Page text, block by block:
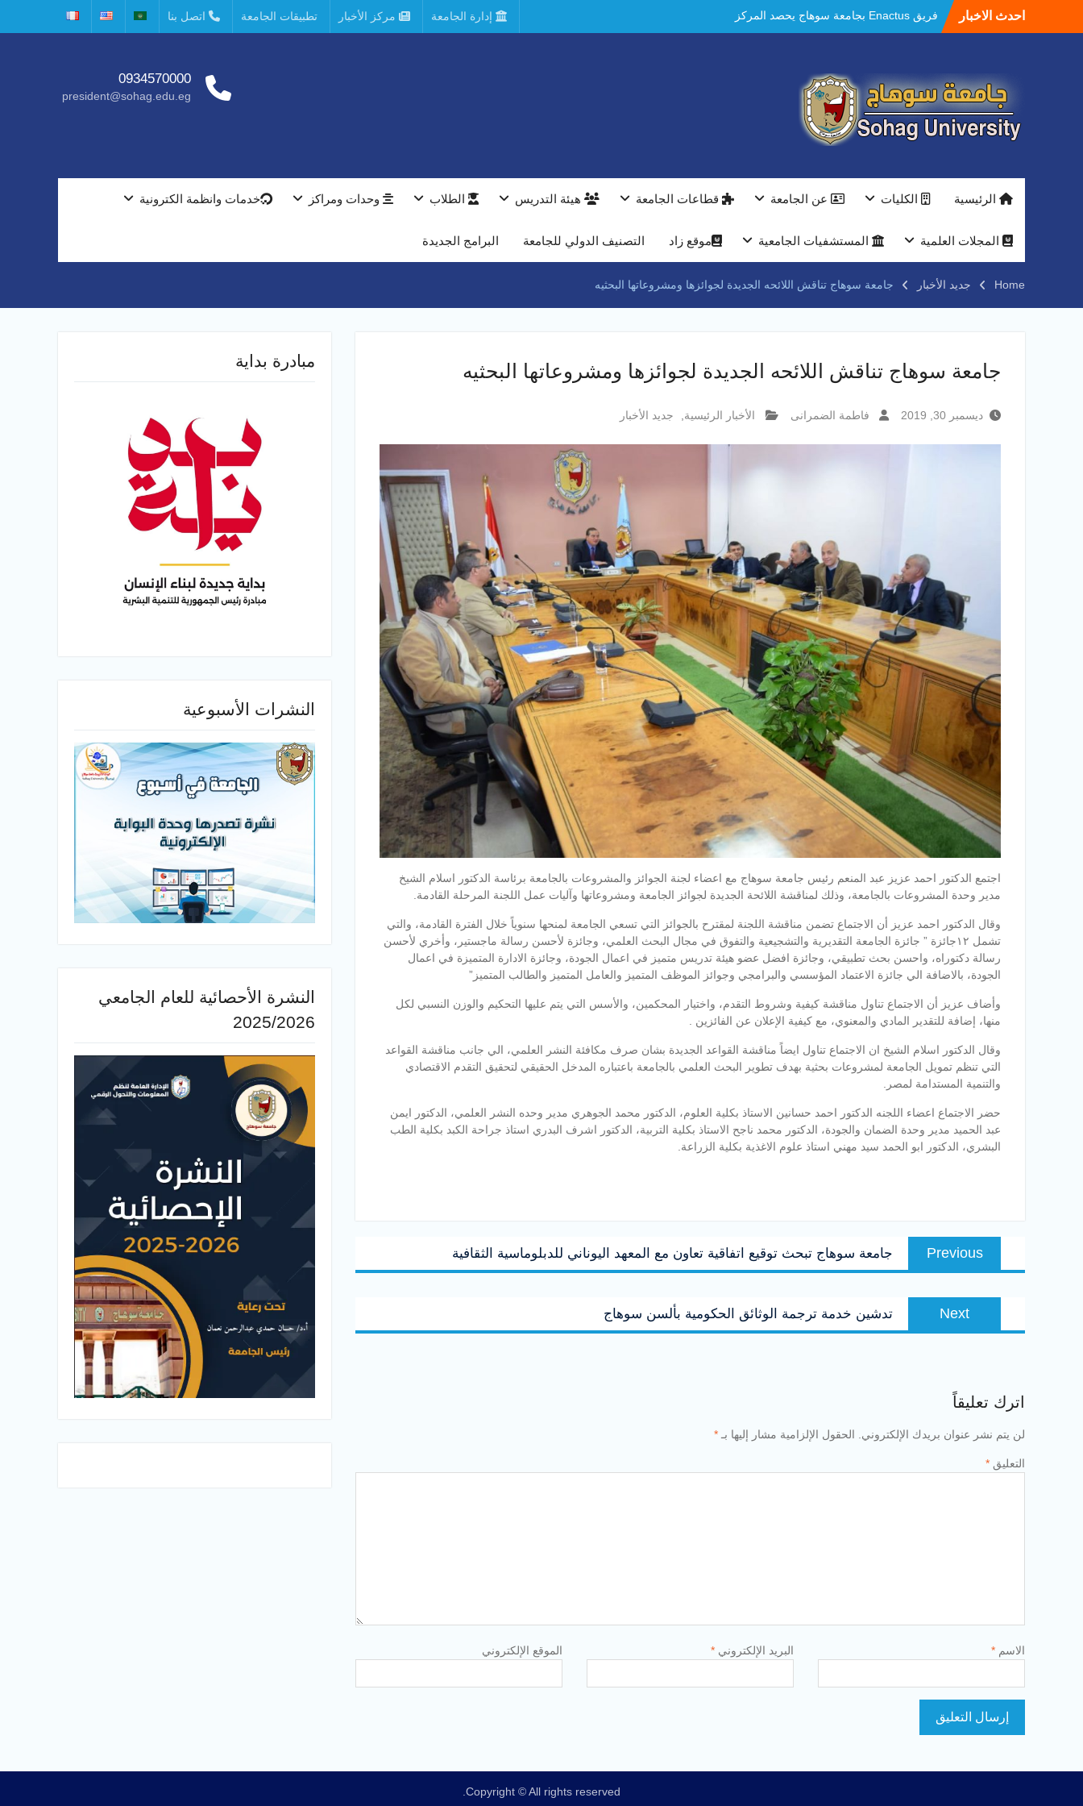
احدث الاخبار
فريق Enactus بجامعة سوهاج يحصد المركز
الاول في الابتكار وتمكين المراة والمركز الثاني
مستشفيات سوهاج الجامعية تحقق إنجازًا طبيًا
جديدًا و تنجح في علاج 3 حالات أكالازيا بتقنية
POEM دون جراحة .
النعماني يلتقي بمدير امن سوهاج الجديد لتقديم
بمعرض الاكاديمية العسكريه علي هامش
النعماني والمدير التنفيذي لشركة وادي النيل
جامعة سوهاج تفتح أبوابها لطلاب الثانوية العامة
إدارة الجامعة مركز الأخبار تطبيقات الجامعة اتصل بنا
0934570000
president@sohag.edu.eg
الرئيسية الكليات عن الجامعة قطاعات الجامعة هيئة التدريس الطلاب وحدات ومراكز خدمات وانظمة الكترونية
المجلات العلمية المستشفيات الجامعية موقع زاد التصنيف الدولي للجامعة البرامج الجديدة
Home جديد الأخبار جامعة سوهاج تناقش اللائحه الجديدة لجوائزها ومشروعاتها البحثيه
جامعة سوهاج تناقش اللائحه الجديدة لجوائزها ومشروعاتها البحثيه
ديسمبر 30, 2019 فاطمة الضمرانى الأخبار الرئيسية جديد الأخبار
اجتمع الدكتور احمد عزيز عبد المنعم رئيس جامعة سوهاج مع اعضاء لجنة الجوائز والمشروعات بالجامعة برئاسة الدكتور اسلام الشيخ
مدير وحدة المشروعات بالجامعة، وذلك لمناقشة اللائحة الجديدة لجوائز الجامعة ومشروعاتها وآليات عمل اللجنة المرحلة القادمة.
وقال الدكتور احمد عزيز أن الاجتماع تضمن مناقشة اللجنة لمقترح بالجوائز التي تسعي الجامعة لمنحها سنوياً خلال الفترة القادمة، والتي
تشمل ١٢جائزة ” جائزة الجامعة التقديرية والتشجيعي
ة والتفوق في مجال البحث العلمي، وجائزة لأحسن رسالة ماجستير، وأخري لأحسن
رسالة دكتوراه، واحسن بحث تطبيقي، وجائزة افضل عضو هيئة تدريس متميز في اعمال الجودة، وجائزة الادارة المتميزة في اعمال
الجودة، بالاضافة الي جائزة الاعتماد المؤسسي والبرامجي وجوائز الموظف المتميز والعامل المتميز والطالب المتميز”
وأضاف عزيز أن الاجتماع تناول مناقشة كيفية وشروط التقدم، واختيار المحكمين، والأسس التي يتم عليها التحكيم والوزن النسبي لكل
منها، إضافة للتقدير المادي والمعنوي، مع كيفية الإعلان عن الفائزين .
وقال الدكتور اسلام الشيخ ان الاجتماع تناول ايضاً مناقشة القواعد الجديدة بشان صرف مكافئة النشر العلمي، الي جانب مناقشة القواعد
التي تنظم تمويل الجامعة لمشروعات بحثية بهدف تطوير البحث العلمي بالجامعة باعتباره المدخل الحقيقي لتحقيق التقدم الاقتصادي
والتنمية المستدامة لمصر.
حضر الاجتماع اعضاء اللجنه الدكتور احمد حسانين الاستاذ بكلية العلوم، الدكتور محمد الجوهري مدير وحده النشر العلمي، الدكتور ايمن
عبد الحميد مدير وحدة الضمان والجودة، الدكتور محمد ناجح الاستاذ بكلية التربية، الدكتور اشرف البدري استاذ جراحة الكبد بكلية الطب
البشري، الدكتور ابو الحمد سيد مهني استاذ علوم الاغذية بكلية الزراعة.
تصفّح
المقالاتPrevious
Previous
post:
جامعة سوهاج تبحث توقيع اتفاقية تعاون مع المعهد اليوناني للدبلوماسية الثقافية
Next
post:
تدشين خدمة ترجمة الوثائق الحكومية بألسن سوهاج
اترك تعليقاً
لن يتم نشر عنوان بريدك الإلكتروني. الحقول الإلزامية مشار إليها بـ *
التعليق *
الاسم * البريد الإلكتروني * الموقع الإلكتروني
مبادرة بداية
النشرات الأسبوعية
النشرة الأحصائية للعام الجامعي
2025/2026
Copyright © All rights reserved.